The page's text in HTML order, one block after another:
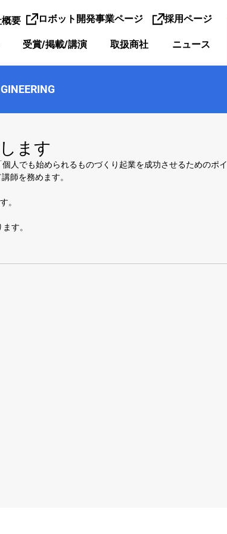
受賞/掲載/講演 取扱商社 ニュース
採用ページ
ロボット開発事業ページ
要
ます
人でも始められるものづくり起業を成功させるためのポイ
師を務めます。
。
す。